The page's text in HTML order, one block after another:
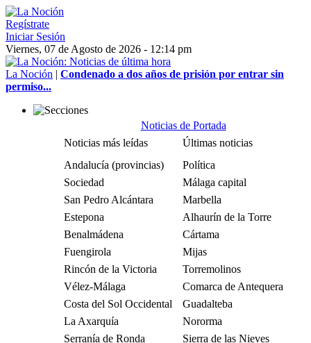
Regístrate
Iniciar Sesión
Viernes, 07 de Agosto de 2026 - 12:14 pm
La Noción | Condenado a dos años de prisión por entrar sin
permiso...
Noticias de Portada
Noticias más leídas
Últimas noticias
Andalucía (provincias)
Política
Sociedad
Málaga capital
San Pedro Alcántara
Marbella
Estepona
Alhaurín de la Torre
Benalmádena
Cártama
Fuengirola
Mijas
Rincón de la Victoria
Torremolinos
Vélez-Málaga
Comarca de Antequera
Costa del Sol Occidental
Guadalteba
La Axarquía
Nororma
Serranía de Ronda
Sierra de las Nieves